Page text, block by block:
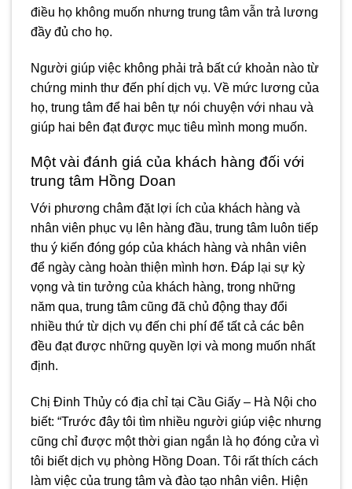
điều họ không muốn nhưng trung tâm vẫn trả lương
đầy đủ cho họ.
Người giúp việc không phải trả bất cứ khoản nào từ
chứng minh thư đến phí dịch vụ. Về mức lương của
họ, trung tâm để hai bên tự nói chuyện với nhau và
giúp hai bên đạt được mục tiêu mình mong muốn.
Một vài đánh giá của khách hàng đối với
trung tâm Hồng Doan
Với phương châm đặt lợi ích của khách hàng và
nhân viên phục vụ lên hàng đầu, trung tâm luôn tiếp
thu ý kiến ​​đóng góp của khách hàng và nhân viên
để ngày càng hoàn thiện mình hơn. Đáp lại sự kỳ
vọng và tin tưởng của khách hàng, trong những
năm qua, trung tâm cũng đã chủ động thay đổi
nhiều thứ từ dịch vụ đến chi phí để tất cả các bên
đều đạt được những quyền lợi và mong muốn nhất
định.
Chị Đinh Thủy có địa chỉ tại Cầu Giấy – Hà Nội cho
biết: “Trước đây tôi tìm nhiều người giúp việc nhưng
cũng chỉ được một thời gian ngắn là họ đóng cửa vì
tôi biết dịch vụ phòng Hồng Doan. Tôi rất thích cách
làm việc của trung tâm và đào tạo nhân viên. Hiện